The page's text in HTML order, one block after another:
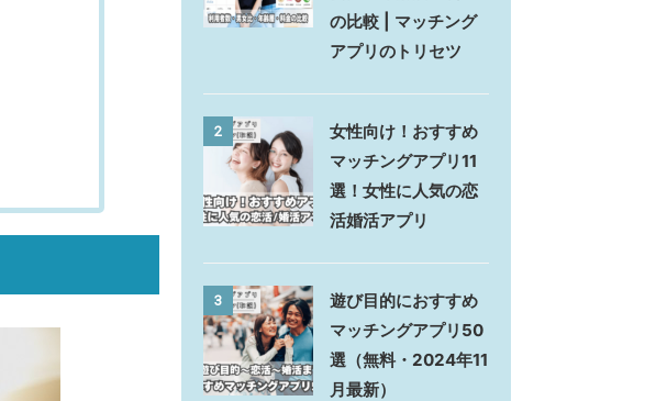
の比較 | マッチング
アプリのトリセツ
2
女性向け！おすすめ
マッチングアプリ11
選！女性に人気の恋
活婚活アプリ
3
遊び目的におすすめ
マッチングアプリ50
選（無料・2024年11
月最新）